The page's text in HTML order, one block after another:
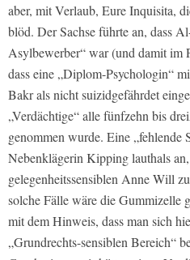
aber, mit Verlaub, Eure Inquisita,
blöd. Der Sachse führte an, dass
Asylbewerber“ war (und damit im
dass eine „Diplom-Psychologin“
Bakr als nicht suizidgefährdet
„Verdächtige“ alle fünfzehn bis
genommen wurde. Eine „fehlende
Nebenklägerin Kipping lauthals
gelegenheitssensiblen Anne Will
solche Fälle wäre die Gummizelle
mit dem Hinweis, dass man sich
„Grundrechts-sensiblen Bereich“